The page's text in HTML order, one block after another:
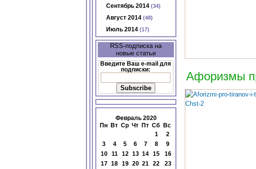
Сентябрь 2014(34)
Август 2014(48)
Июль 2014(17)
RSS-подписка на
новые статьи
Введите Ваш e-mail для
подписки:
Февраль 2020
Пн
Вт Ср Чт Пт Сб Вс
1
2
3
4 5 6 7 8
9
10
11 12 13 14 15
16
17 18 19 20 21 22
23
Афоризмы